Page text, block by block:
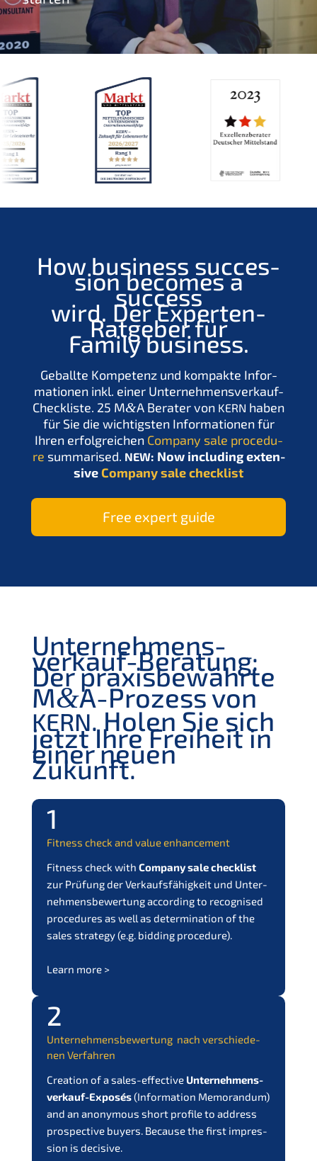
How business succes­
si­on becomes a
success
wird. Der Exper­ten-
Ratge­ber für
Family business.
Geball­te Kompe­tenz und kompak­te Infor­
ma­tio­nen inkl. einer Unter­nehmens­verkauf-
Check­lis­te. 25 M&A Berater von KERN haben
für Sie die wichtigs­ten Infor­ma­tio­nen für
Ihren erfolg­rei­chen Compa­ny sale proce­du­
re summa­ri­sed. NEW: Now inclu­ding exten­
si­veCompa­ny sale checklist
Free expert guide
Unter­nehmens­
verkauf-Beratung:
Der praxis­be­währ­te
M&A-Prozess von
KERN. Holen Sie sich
jetzt Ihre Freiheit in
einer neuen
Zukunft.
1
Fitness check and value enhancement
Fitness check with Compa­ny sale check­list
zur Prüfung der Verkaufs­fä­hig­keit und Unter­
neh­mens­be­wer­tungaccor­ding to recog­nis­ed
proce­du­res as well as deter­mi­na­ti­on of the
sales strategy (e.g. bidding procedure).
Learn more >
2
Unter­neh­mens­be­wer­tung nach verschie­de­
nen Verfahren
Creati­on of a sales-effec­ti­ve Unter­nehmens­
verkauf-Exposés(Infor­ma­ti­on Memoran­dum)
and an anony­mous short profi­le to address
prospec­ti­ve buyers. Becau­se the first impres­
si­on is decisive.